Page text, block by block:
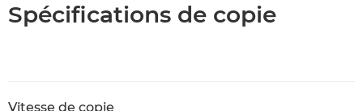
Spécifications de copie
Vitesse de copie